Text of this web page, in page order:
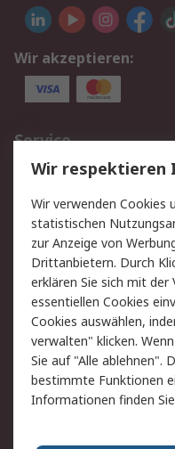
Wir akzeptieren:
Service
Value Added
Rücksendungen
Hilfe
Rechtliches
AGB
Cookie-Richtlinie
Copyright/
Über RS
Wir respektieren
Wir verwenden Cookies
statistischen
zur Anzeige von
Drittanbietern. Durch
erklären Sie sich mit
essentiellen Cookies
Cookies auswählen,
verwalten" klicken.
Sie auf "Alle ablehnen".
bestimmte Funktionen
Informationen finden